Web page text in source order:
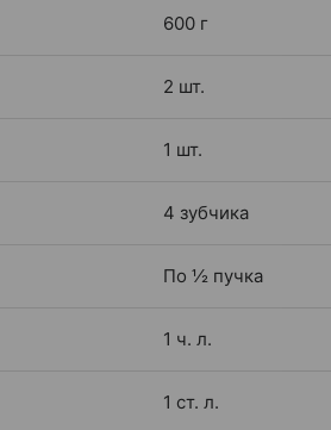
600 г
2 шт.
1 шт.
4 зубчика
По ½ пучка
1 ч. л.
1 ст. л.